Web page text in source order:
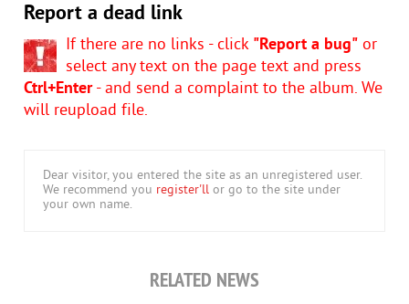
Report a dead link
If there are no links - click "Report a bug" or
select any text on the page text and press
Ctrl+Enter- and send a complaint to the album. We
will reupload file.
Dear visitor, you entered the site as an unregistered user.
We recommend you register'll or go to the site under
your own name.
RELATED NEWS